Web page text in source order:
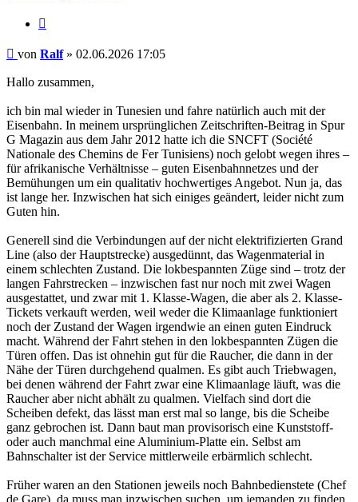
Beitrag
von Ralf» 02.06.2026 17:05
Hallo zusammen,
ich bin mal wieder in Tunesien und fahre natürlich auch mit der
Eisenbahn. In meinem ursprünglichen Zeitschriften-Beitrag in Spur
G Magazin aus dem Jahr 2012 hatte ich die SNCFT (Société
Nationale des Chemins de Fer Tunisiens) noch gelobt wegen ihres –
für afrikanische Verhältnisse – guten Eisenbahnnetzes und der
Bemühungen um ein qualitativ hochwertiges Angebot. Nun ja, das
ist lange her. Inzwischen hat sich einiges geändert, leider nicht zum
Guten hin.
Generell sind die Verbindungen auf der nicht elektrifizierten Grand
Line (also der Hauptstrecke) ausgedünnt, das Wagenmaterial in
einem schlechten Zustand. Die lokbespannten Züge sind – trotz der
langen Fahrstrecken – inzwischen fast nur noch mit zwei Wagen
ausgestattet, und zwar mit 1. Klasse-Wagen, die aber als 2. Klasse-
Tickets verkauft werden, weil weder die Klimaanlage funktioniert
noch der Zustand der Wagen irgendwie an einen guten Eindruck
macht. Während der Fahrt stehen in den lokbespannten Zügen die
Türen offen. Das ist ohnehin gut für die Raucher, die dann in der
Nähe der Türen durchgehend qualmen. Es gibt auch Triebwagen,
bei denen während der Fahrt zwar eine Klimaanlage läuft, was die
Raucher aber nicht abhält zu qualmen. Vielfach sind dort die
Scheiben defekt, das lässt man erst mal so lange, bis die Scheibe
ganz gebrochen ist. Dann baut man provisorisch eine Kunststoff-
oder auch manchmal eine Aluminium-Platte ein. Selbst am
Bahnschalter ist der Service mittlerweile erbärmlich schlecht.
Früher waren an den Stationen jeweils noch Bahnbedienstete (Chef